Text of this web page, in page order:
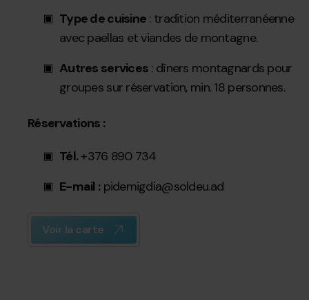
Type de cuisine : tradition méditerranéenne
avec paellas et viandes de montagne.
Autres services : dîners montagnards pour
groupes sur réservation, min. 18 personnes.
Réservations :
Tél.+376 890 734
E-mail : pidemigdia@soldeu.ad
Voir la carte